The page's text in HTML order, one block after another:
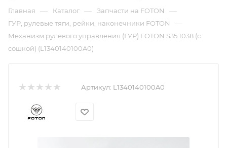
Главная — Каталог — Запчасти на FOTON —
ГУР, рулевые тяги, рейки, наконечники FOTON —
Механизм рулевого управления (ГУР) FOTON S35 1038 (с
сошкой) (L1340140100A0)
Артикул: L1340140100A0